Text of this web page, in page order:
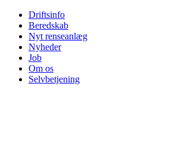
Driftsinfo
Beredskab
Nyt renseanlæg
Nyheder
Job
Om os
Selvbetjening